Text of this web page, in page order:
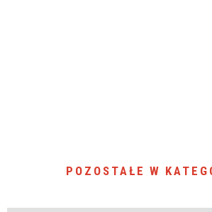
POZOSTAŁE W